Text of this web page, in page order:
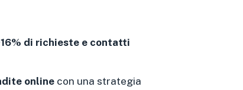
di richieste e contatti
online con una strategia